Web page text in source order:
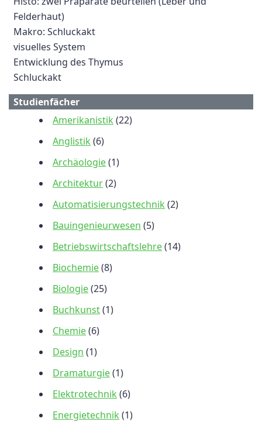
Felderhaut)
Makro: Schluckakt
visuelles System
Entwicklung des Thymus
Schluckakt
Studienfächer
Amerikanistik (22)
Anglistik (6)
Archäologie(1)
Architektur(2)
Automatisierungstechnik (2)
Bauingenieurwesen (5)
Betriebswirtschaftslehre(14)
Biochemie(8)
Biologie(25)
Buchkunst(1)
Chemie(6)
Design (1)
Dramaturgie(1)
Elektrotechnik (6)
Energietechnik (1)